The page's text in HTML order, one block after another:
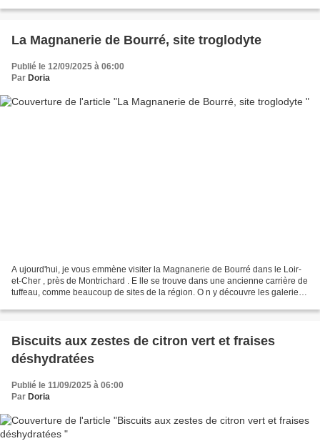
La Magnanerie de Bourré, site troglodyte
Publié le 12/09/2025 à 06:00
Par Doria
A ujourd'hui, je vous emmène visiter la Magnanerie de Bourré dans le Loir-
et-Cher , près de Montrichard . E lle se trouve dans une ancienne carrière de
tuffeau, comme beaucoup de sites de la région. O n y découvre les galeries
Biscuits aux zestes de citron vert et fraises
déshydratées
Publié le 11/09/2025 à 06:00
Par Doria